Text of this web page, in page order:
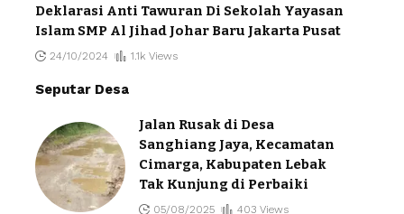
Deklarasi Anti Tawuran Di Sekolah Yayasan
Islam SMP Al Jihad Johar Baru Jakarta Pusat
24/10/2024 1.1k Views
Seputar Desa
Jalan Rusak di Desa
Sanghiang Jaya, Kecamatan
Cimarga, Kabupaten Lebak
Tak Kunjung di Perbaiki
05/08/2025 403 Views